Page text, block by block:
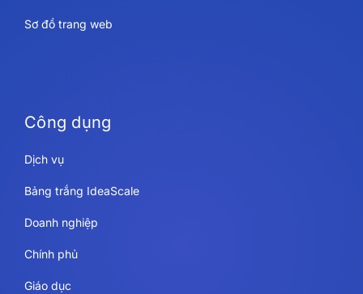
Sơ đồ trang web
Công dụng
Dịch vụ
Bảng trắng IdeaScale
Doanh nghiệp
Chính phủ
Giáo dục